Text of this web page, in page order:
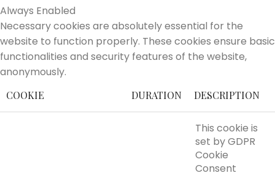
Always Enabled
Necessary cookies are absolutely essential for the
website to function properly. These cookies ensure basic
functionalities and security features of the website,
anonymously.
COOKIE DURATION DESCRIPTION
This cookie is
set by GDPR
Cookie
Consent